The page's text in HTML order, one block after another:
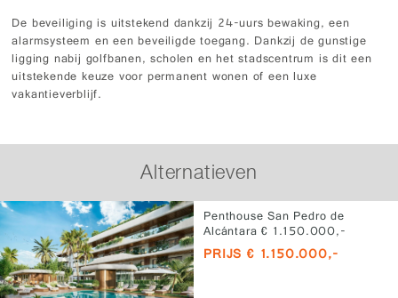
De beveiliging is uitstekend dankzij 24-uurs bewaking, een
alarmsysteem en een beveiligde toegang. Dankzij de gunstige
ligging nabij golfbanen, scholen en het stadscentrum is dit een
uitstekende keuze voor permanent wonen of een luxe
vakantieverblijf.
Alternatieven
Penthouse San Pedro de
Alcántara € 1.150.000,-
PRIJS € 1.150.000,-